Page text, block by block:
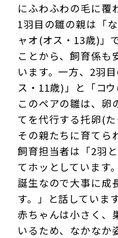
にふわふわの毛に覆
1羽目の雛の親は「
ャオ(オス・13歳)」
ことから、飼育係も
います。一方、2羽
ス・11歳)」と「コ
このペアの雛は、卵
てを代行する托卵(
その親たちに育てら
飼育担当者は「2羽
てホッとしています
誕生なので大事に成
す。」と話しています
赤ちゃんは小さく、
いるため、なかなか